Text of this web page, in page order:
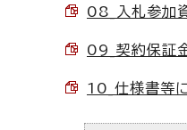
08_入札参加
09_契約保証
10_仕様書等